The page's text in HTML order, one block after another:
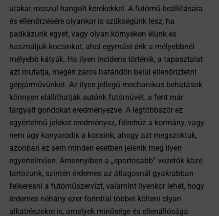
utakat rosszul hangolt kerekekkel. A futómű beállítására
és ellenőrzésére olyankor is szükségünk lesz, ha
padkázunk egyet, vagy olyan környéken élünk és
használjuk kocsinkat, ahol egymást érik a mélyebbnél
mélyebb kátyúk. Ha ilyen incidens történik, a tapasztalat
azt mutatja, megéri záros határidőn belül ellenőriztetni
gépjárművünket. Az ilyen jellegű mechanikus behatások
könnyen elállíthatják autónk futóművét, a fent már
tárgyalt gondokat eredményezve. A legtöbbször ez
egyértelmű jeleket eredményez, félrehúz a kormány, vagy
nem úgy kanyarodik a kocsink, ahogy azt megszoktuk,
azonban ez sem minden esetben jelenik meg ilyen
egyértelműen. Amennyiben a „sportosabb” vezetők közé
tartozunk, szintén érdemes az átlagosnál gyakrabban
felkeresni a futóműszervizt, valamint ilyenkor lehet, hogy
érdemes néhány ezer forinttal többet költeni olyan
alkatrészekre is, amelyek minősége és ellenállósága